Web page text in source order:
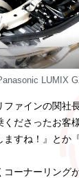
LUMIX
ァインの関社
ださったお客
ますね！』とか
コーナーリング